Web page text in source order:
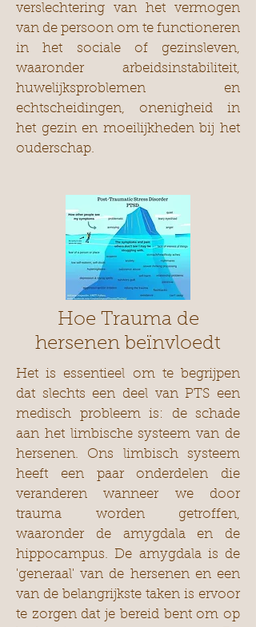
verslechtering van het vermogen
van de persoon om te functioneren
in het sociale of gezinsleven,
waaronder arbeidsinstabiliteit,
huwelijksproblemen en
echtscheidingen, onenigheid in
het gezin en moeilijkheden bij het
ouderschap.
Hoe Trauma de
hersenen beïnvloedt
Het is essentieel om te begrijpen
dat slechts een deel van PTS een
medisch probleem is: de schade
aan het limbische systeem van de
hersenen. Ons limbisch systeem
heeft een paar onderdelen die
veranderen wanneer we door
trauma worden getroffen,
waaronder de amygdala en de
hippocampus. De amygdala is de
'generaal' van de hersenen en een
van de belangrijkste taken is ervoor
te zorgen dat je bereid bent om op